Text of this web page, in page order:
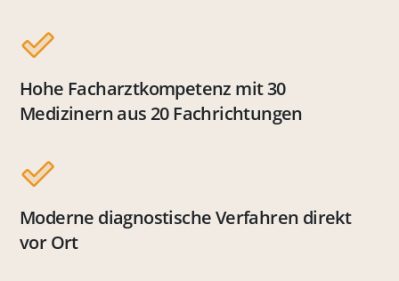
Hohe Facharztkompetenz mit 30
Medizinern aus 20 Fachrichtungen
Moderne diagnostische Verfahren direkt
vor Ort